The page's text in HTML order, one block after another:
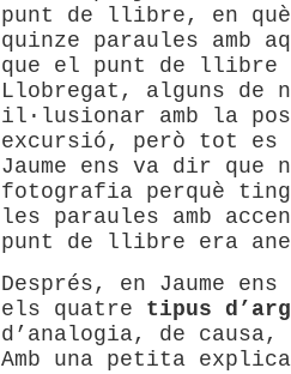
punt de llibre, en
quinze paraules amb
que el punt de llibre
Llobregat, alguns de
il·lusionar amb la
excursió, però tot es
Jaume ens va dir que
fotografia perquè
les paraules amb
punt de llibre era
Després, en Jaume
els quatre tipus
d’analogia, de
Amb una petita